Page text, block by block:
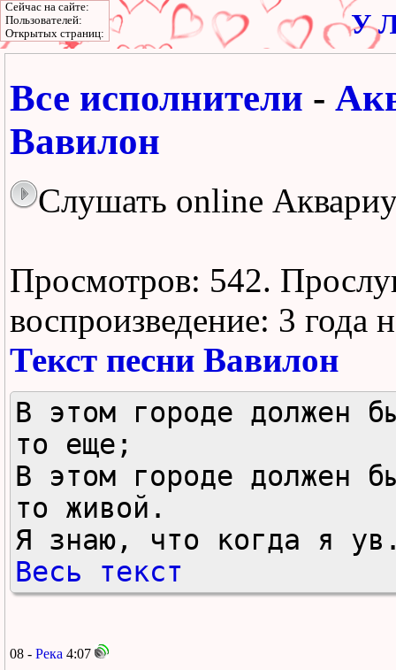
У
Все исполнители -
Вавилон
Слушать online
Просмотров: 542.
воспроизведение: 3 года
Текст песни Вавилон
В этом городе должен
то еще;
В этом городе должен
то живой.
Я знаю, что когда я
Весь текст
08 - Река 4:07
Сейчас на сайте:
Пользователей:
Открытых страниц: